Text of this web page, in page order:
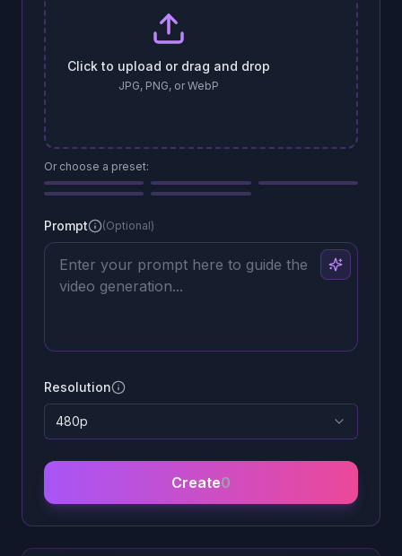
Click to upload or drag and drop
JPG, PNG, or WebP
Or choose a preset:
Prompt (Optional)
Resolution
480p
Create0